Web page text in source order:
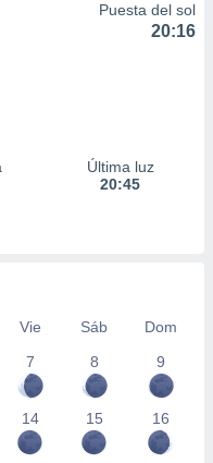
Puesta del sol
20:16
Última luz
20:45
Vie Sáb
Dom
7 8 9
14 15 16